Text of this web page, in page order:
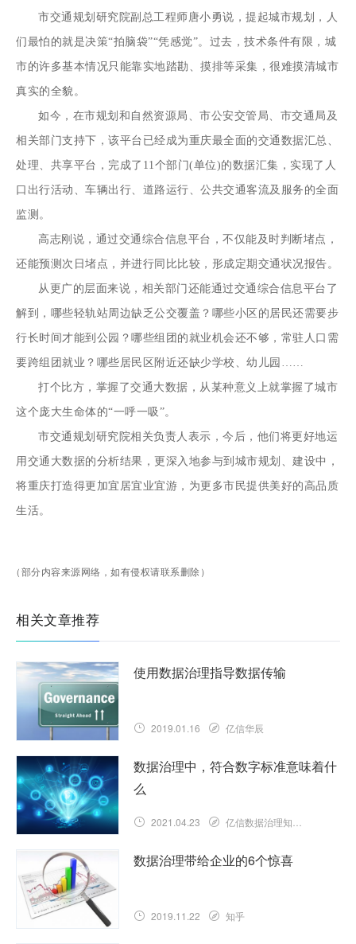
市交通规划研究院副总工程师唐小勇说，提起城市规划，人
们最怕的就是决策“拍脑袋”“凭感觉”。过去，技术条件有限，城
市的许多基本情况只能靠实地踏勘、摸排等采集，很难摸清城市
真实的全貌。
如今，在市规划和自然资源局、市公安交管局、市交通局及
相关部门支持下，该平台已经成为重庆最全面的交通数据汇总、
处理、共享平台，完成了11个部门(单位)的数据汇集，实现了人
口出行活动、车辆出行、道路运行、公共交通客流及服务的全面
监测。
高志刚说，通过交通综合信息平台，不仅能及时判断堵点，
还能预测次日堵点，并进行同比比较，形成定期交通状况报告。
从更广的层面来说，相关部门还能通过交通综合信息平台了
解到，哪些轻轨站周边缺乏公交覆盖？哪些小区的居民还需要步
行长时间才能到公园？哪些组团的就业机会还不够，常驻人口需
要跨组团就业？哪些居民区附近还缺少学校、幼儿园……
打个比方，掌握了交通大数据，从某种意义上就掌握了城市
这个庞大生命体的“一呼一吸”。
市交通规划研究院相关负责人表示，今后，他们将更好地运
用交通大数据的分析结果，更深入地参与到城市规划、建设中，
将重庆打造得更加宜居宜业宜游，为更多市民提供美好的高品质
生活。
（部分内容来源网络，如有侵权请联系删除）
相关文章推荐
使用数据治理指导数据传输
2019.01.16 亿信华辰
数据治理中，符合数字标准意味着什
么
2021.04.23 亿信数据治理知识库
数据治理带给企业的6个惊喜
2019.11.22 知乎